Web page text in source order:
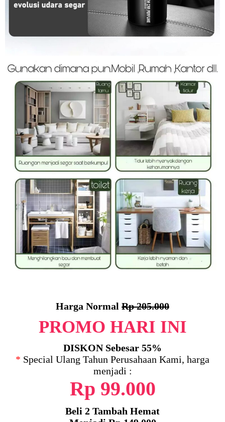
Harga Normal Rp 205.000
PROMO HARI INI
DISKON Sebesar 55%
* Special Ulang Tahun Perusahaan Kami, harga
menjadi :
Rp 99.000
Beli 2 Tambah Hemat